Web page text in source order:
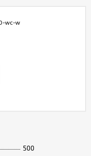
500
wc-w